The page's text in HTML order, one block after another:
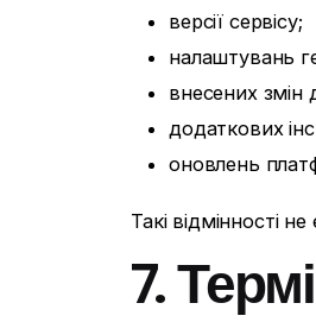
версії сервісу;
налаштувань
внесених змін
додаткових
оновлень
Такі відмінності
7.